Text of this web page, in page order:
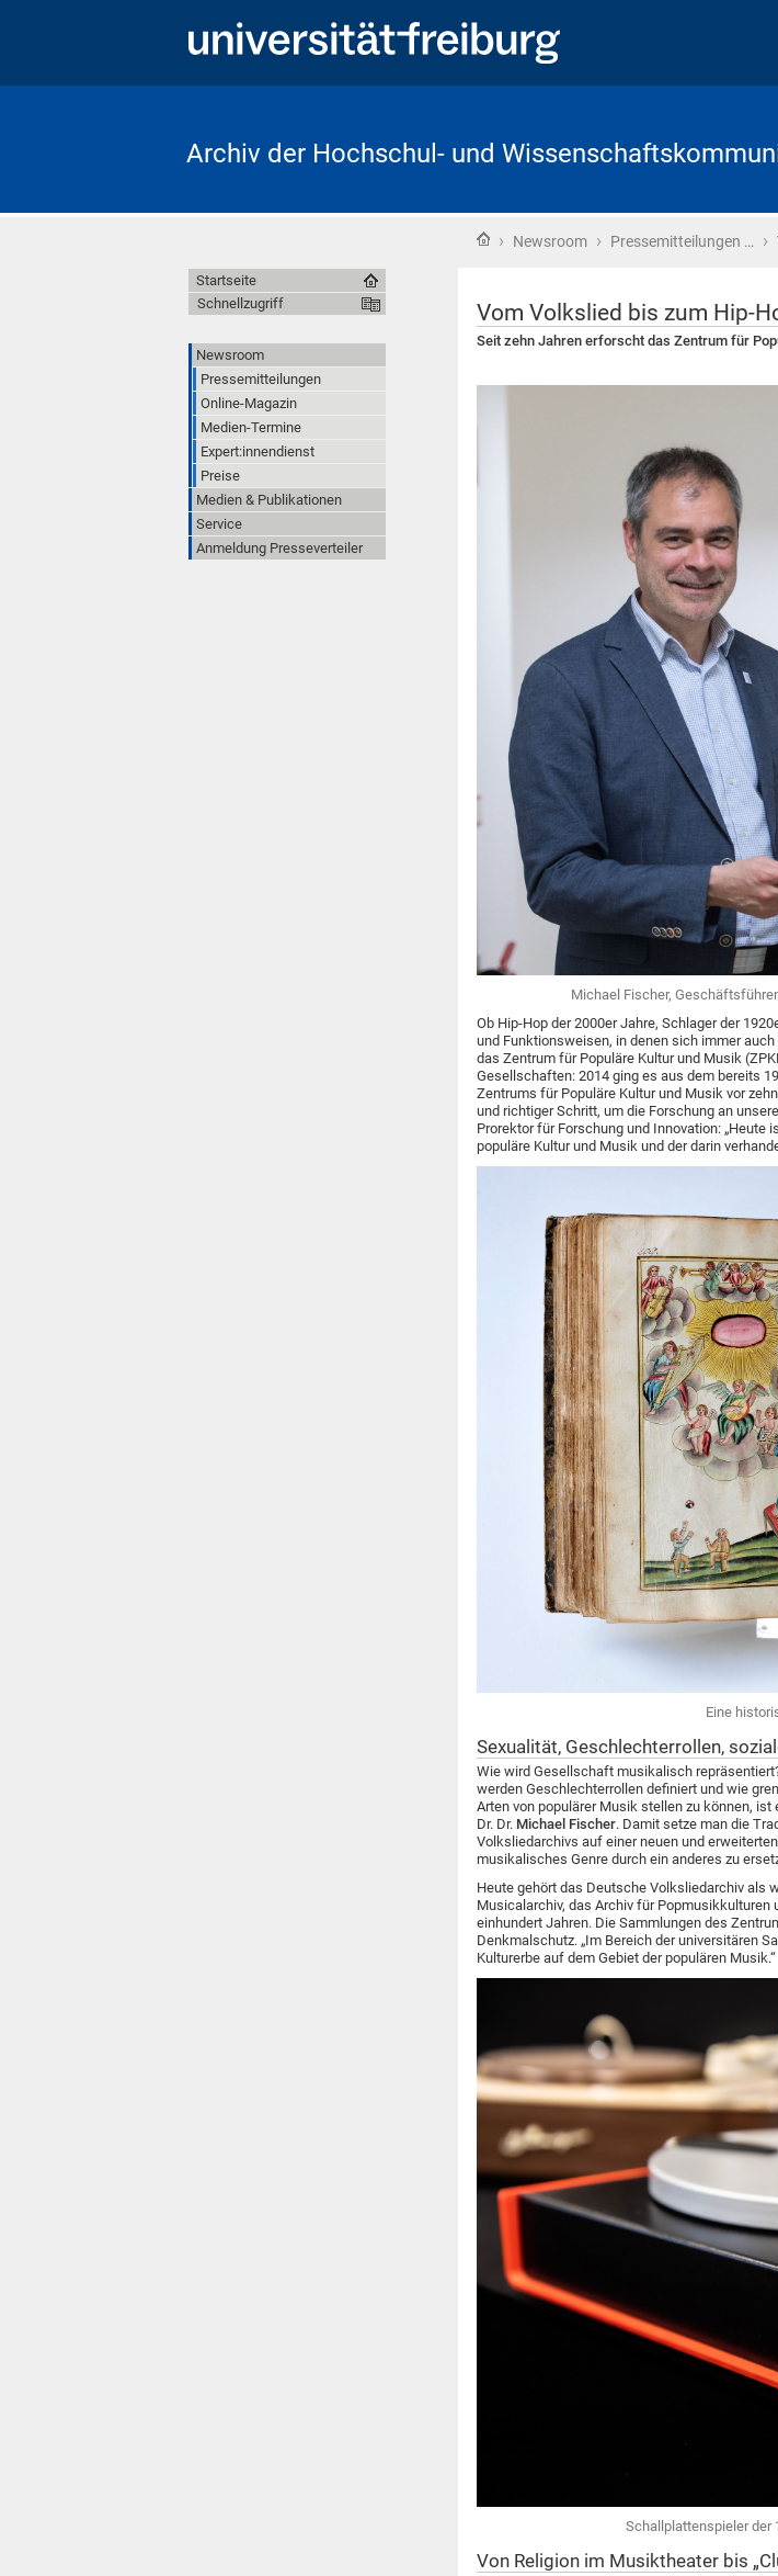
Archiv der Hochschul- und
Startseite
› Newsroom › Pressemitteilungen … ›
Vom Volkslied bis zum Hip-
Seit zehn Jahren erforscht das Zentrum für
Michael Fischer,
Ob Hip-Hop der 2000er Jahre, Schlager der
und Funktionsweisen, in denen sich immer
das Zentrum für Populäre Kultur und Musik
Gesellschaften: 2014 ging es aus dem bereits
Zentrums für Populäre Kultur und Musik vor
und richtiger Schritt, um die Forschung an
Prorektor für Forschung und Innovation:
populäre Kultur und Musik und der darin
Eine
Sexualität, Geschlechterrollen,
Wie wird Gesellschaft musikalisch
werden Geschlechterrollen definiert und wie
Arten von populärer Musik stellen zu können,
Dr. Dr. Michael Fischer. Damit setze man die
Volksliedarchivs auf einer neuen und
musikalisches Genre durch ein anderes zu
Heute gehört das Deutsche Volksliedarchiv als
Musicalarchiv, das Archiv für Popmusikkulturen
einhundert Jahren. Die Sammlungen des
Denkmalschutz. „Im Bereich der universitären
Kulturerbe auf dem Gebiet der populären Musik.“
Schallplattenspieler der
Von Religion im Musiktheater bis
Startseite
Schnellzugriff
Newsroom
Pressemitteilungen
Online-Magazin
Medien-Termine
Expert:innendienst
Preise
Medien & Publikationen
Service
Anmeldung Presseverteiler